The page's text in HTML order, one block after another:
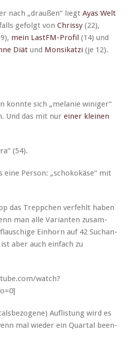
nach „draußen“ liegt Ayas Welt
gefol­gt von Chris­sy (22),
mein LastFM-Pro­fil (14) und
Diät und Mon­sikatzi (je 12).
kon­nte sich „melanie winiger“
Und das mit nur ein­er kleinen
(54).
Per­son: „schokokäse“ mit
das Trep­pchen ver­fehlt haben
man alle Vari­anten zusam­
Ein­horn auf 42 Suchan­
aber auch ein­fach zu
watch?
Auflis­tung wird es
mal wieder ein Quar­tal been­